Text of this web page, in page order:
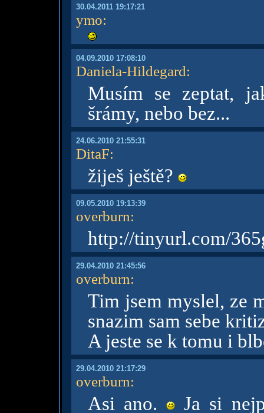
30.04.2011 19:17:21
ymo:
04.09.2010 17:08:10
Daniela-Hildegard:
Musím se zeptat,
šrámy, nebo bez...
24.06.2010 21:55:31
DitaF:
žiješ ještě?
09.05.2010 19:13:39
overburn:
http://tinyurl.com/
29.04.2010 21:45:56
overburn:
Tim jsem myslel, ze
snazim sam sebe
A jeste se k tomu i
29.04.2010 21:17:29
overburn:
Asi ano. Ja si